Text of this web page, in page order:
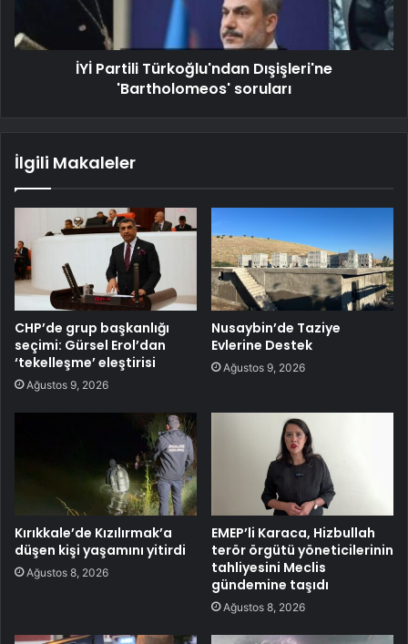
İYİ Partili Türkoğlu'ndan Dışişleri'ne
'Bartholomeos' soruları
İlgili Makaleler
CHP’de grup başkanlığı
seçimi: Gürsel Erol’dan
‘tekelleşme’ eleştirisi
Ağustos 9, 2026
Nusaybin’de Taziye
Evlerine Destek
Ağustos 9, 2026
Kırıkkale’de Kızılırmak’a
düşen kişi yaşamını yitirdi
Ağustos 8, 2026
EMEP’li Karaca, Hizbullah
terör örgütü yöneticilerinin
tahliyesini Meclis
gündemine taşıdı
Ağustos 8, 2026